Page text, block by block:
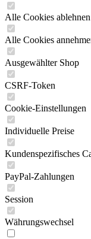
Alle Cookies ablehnen
Alle Cookies
Ausgewählter Shop
CSRF-Token
Cookie-Einstellungen
Individuelle Preise
Kundenspezifisches
PayPal-Zahlungen
Session
Währungswechsel